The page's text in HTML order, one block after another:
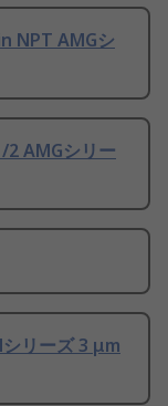
NPT AMGシ
2 AMGシリー
リーズ 3 μm